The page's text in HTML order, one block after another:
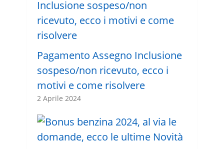
Pagamento Assegno Inclusione
sospeso/non ricevuto, ecco i
motivi e come risolvere
2 Aprile 2024